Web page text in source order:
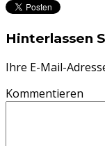
Hinterlassen
Ihre E-Mail-
Kommentieren